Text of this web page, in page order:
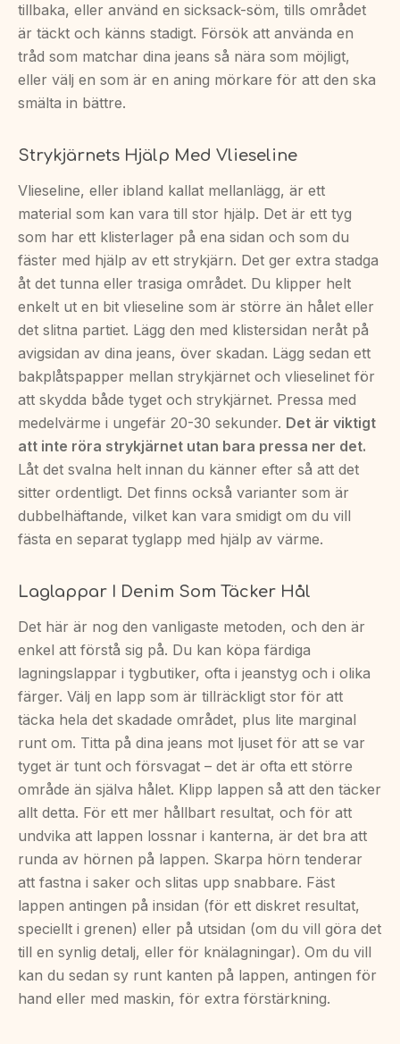
tillbaka, eller använd en sicksack-söm, tills området
är täckt och känns stadigt. Försök att använda en
tråd som matchar dina jeans så nära som möjligt,
eller välj en som är en aning mörkare för att den ska
smälta in bättre.
Strykjärnets Hjälp Med Vlieseline
Vlieseline, eller ibland kallat mellanlägg, är ett
material som kan vara till stor hjälp. Det är ett tyg
som har ett klisterlager på ena sidan och som du
fäster med hjälp av ett strykjärn. Det ger extra stadga
åt det tunna eller trasiga området. Du klipper helt
enkelt ut en bit vlieseline som är större än hålet eller
det slitna partiet. Lägg den med klistersidan neråt på
avigsidan av dina jeans, över skadan. Lägg sedan ett
bakplåtspapper mellan strykjärnet och vlieselinet för
att skydda både tyget och strykjärnet. Pressa med
medelvärme i ungefär 20-30 sekunder. Det är viktigt
att inte röra strykjärnet utan bara pressa ner det.
Låt det svalna helt innan du känner efter så att det
sitter ordentligt. Det finns också varianter som är
dubbelhäftande, vilket kan vara smidigt om du vill
fästa en separat tyglapp med hjälp av värme.
Laglappar I Denim Som Täcker Hål
Det här är nog den vanligaste metoden, och den är
enkel att förstå sig på. Du kan köpa färdiga
lagningslappar i tygbutiker, ofta i jeanstyg och i olika
färger. Välj en lapp som är tillräckligt stor för att
täcka hela det skadade området, plus lite marginal
runt om. Titta på dina jeans mot ljuset för att se var
tyget är tunt och försvagat – det är ofta ett större
område än själva hålet. Klipp lappen så att den täcker
allt detta. För ett mer hållbart resultat, och för att
undvika att lappen lossnar i kanterna, är det bra att
runda av hörnen på lappen. Skarpa hörn tenderar
att fastna i saker och slitas upp snabbare. Fäst
lappen antingen på insidan (för ett diskret resultat,
speciellt i grenen) eller på utsidan (om du vill göra det
till en synlig detalj, eller för knälagningar). Om du vill
kan du sedan sy runt kanten på lappen, antingen för
hand eller med maskin, för extra förstärkning.